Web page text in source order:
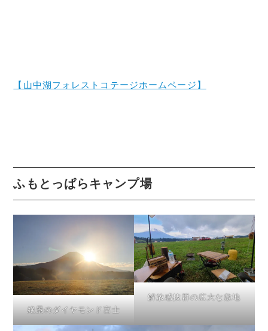
【山中湖フォレストコテージホームページ】
ふもとっぱらキャンプ場
絶景のダイヤモンド富士
解放感抜群の広大な敷地